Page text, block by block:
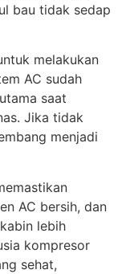
bau tidak sedap
melakukan
AC sudah
saat
Jika tidak
menjadi
AC bersih, dan
lebih
kompresor
sehat,